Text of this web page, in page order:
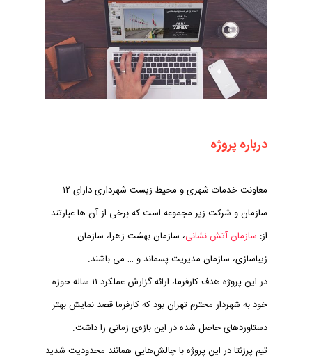
درباره پروژه
معاونت خدمات شهری و محیط زیست شهرداری دارای ۱۲
سازمان و شرکت زیر مجموعه است که برخی از آن ها عبارتند
از: سازمان آتش نشانی، سازمان بهشت زهرا، سازمان
زیباسازی، سازمان مدیریت پسماند و … می باشند.
در این پروژه هدف کارفرما، ارائه گزارش عملکرد ۱۱ ساله حوزه
خود به شهردار محترم تهران بود که کارفرما قصد نمایش بهتر
دستاوردهای حاصل شده در این بازه‌ی زمانی را داشت.
تیم پرزنتا در این پروژه با چالش‌هایی همانند محدودیت شدید